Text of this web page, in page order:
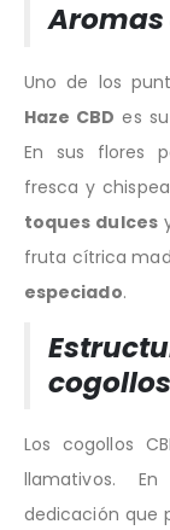
Aromas
Uno de los
Haze CBD es
En sus flores
fresca y
toques dulces
fruta cítrica
especiado.
Los cogollos
llamativos.
dedicación que